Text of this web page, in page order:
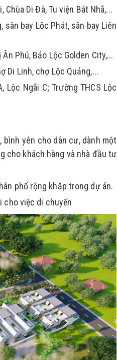
Di Đà, Tu viện Bát Nhã,...
bay Lộc Phát, sân bay Liên
Phú, Bảo Lộc Golden City,...
Di Linh, chợ Lộc Quảng,...
Ngãi C; Trường THCS Lộc
yên cho dân cư, dành một
cho khách hàng và nhà đầu tư
phố rộng khắp trong dự án.
cho việc di chuyển